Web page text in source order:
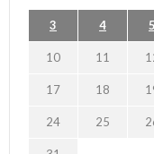
3 4 5
10 11
17 18
24 25